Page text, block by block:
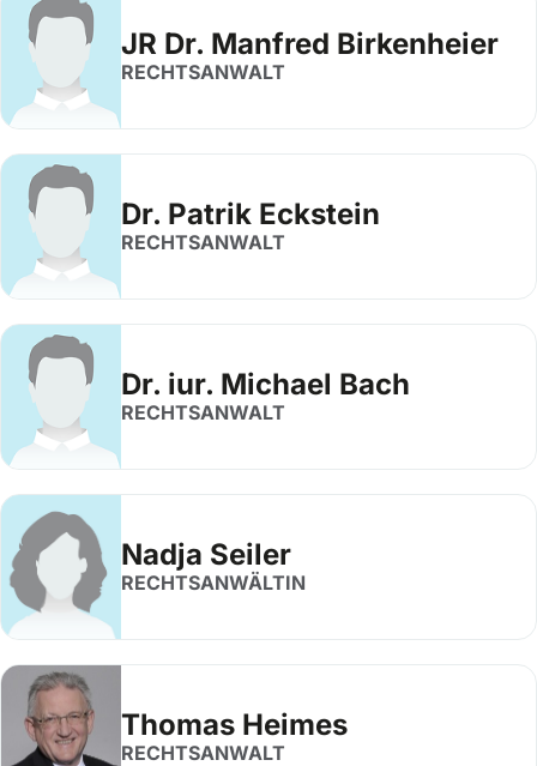
JR Dr. Manfred Birkenheier
RECHTSANWALT
Dr. Patrik Eckstein
RECHTSANWALT
Dr. iur. Michael Bach
RECHTSANWALT
Nadja Seiler
RECHTSANWÄLTIN
Thomas Heimes
RECHTSANWALT